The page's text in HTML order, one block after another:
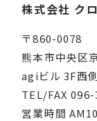
株式会社 ク
〒860-0078
熊本市中央区
agiビル 3F西側
TEL/FAX
営業時間